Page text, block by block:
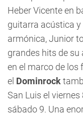
Heber Vicente en
guitarra acústica y
armónica, Junior
grandes hits de
en el marco de los
el Dominrock
San Luis el viernes
sábado 9. Una